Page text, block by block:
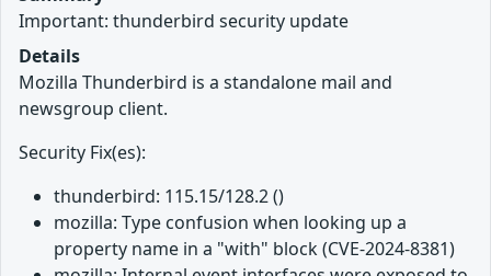
Important: thunderbird security update
Details
Mozilla Thunderbird is a standalone mail and
newsgroup client.
Security Fix(es):
thunderbird: 115.15/128.2 ()
mozilla: Type confusion when looking up a
property name in a "with" block (CVE-2024-8381)